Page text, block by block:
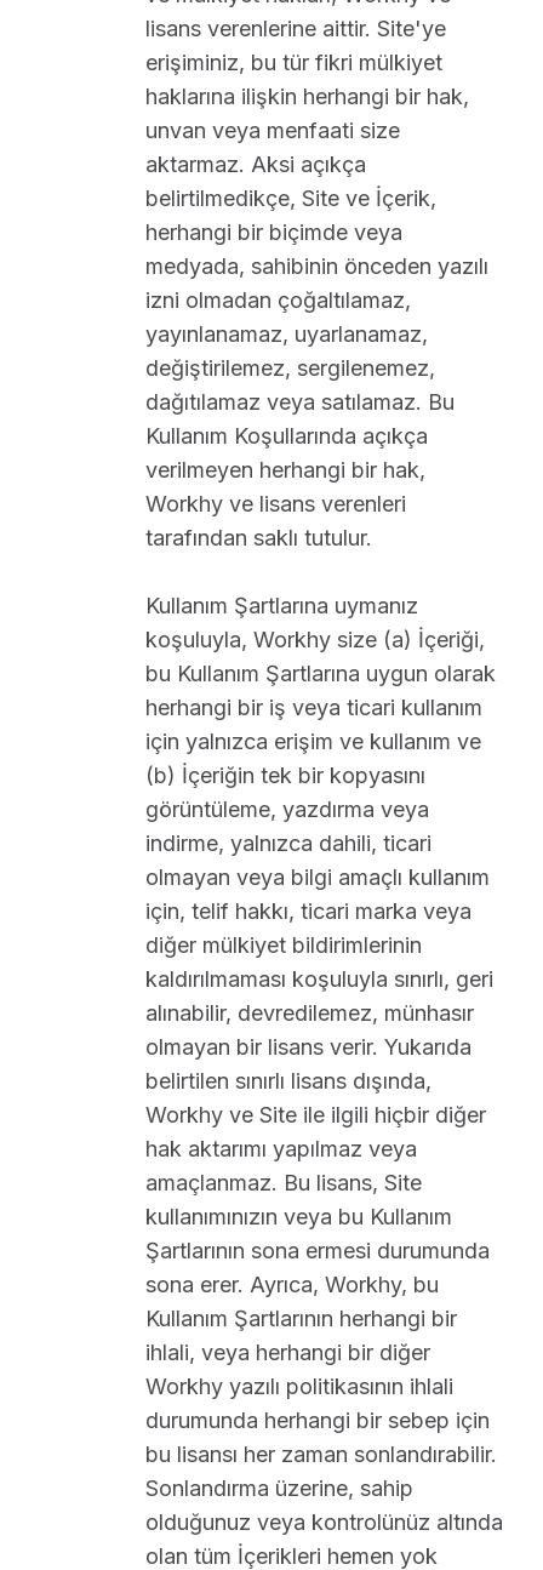
lisans verenlerine aittir. Site'ye
erişiminiz, bu tür fikri mülkiyet
haklarına ilişkin herhangi bir hak,
unvan veya menfaati size
aktarmaz. Aksi açıkça
belirtilmedikçe, Site ve İçerik,
herhangi bir biçimde veya
medyada, sahibinin önceden yazılı
izni olmadan çoğaltılamaz,
yayınlanamaz, uyarlanamaz,
değiştirilemez, sergilenemez,
dağıtılamaz veya satılamaz. Bu
Kullanım Koşullarında açıkça
verilmeyen herhangi bir hak,
Workhy ve lisans verenleri
tarafından saklı tutulur.
Kullanım Şartlarına uymanız
koşuluyla, Workhy size (a) İçeriği,
bu Kullanım Şartlarına uygun olarak
herhangi bir iş veya ticari kullanım
için yalnızca erişim ve kullanım ve
(b) İçeriğin tek bir kopyasını
görüntüleme, yazdırma veya
indirme, yalnızca dahili, ticari
olmayan veya bilgi amaçlı kullanım
için, telif hakkı, ticari marka veya
diğer mülkiyet bildirimlerinin
kaldırılmaması koşuluyla sınırlı, geri
alınabilir, devredilemez, münhasır
olmayan bir lisans verir. Yukarıda
belirtilen sınırlı lisans dışında,
Workhy ve Site ile ilgili hiçbir diğer
hak aktarımı yapılmaz veya
amaçlanmaz. Bu lisans, Site
kullanımınızın veya bu Kullanım
Şartlarının sona ermesi durumunda
sona erer. Ayrıca, Workhy, bu
Kullanım Şartlarının herhangi bir
ihlali, veya herhangi bir diğer
Workhy yazılı politikasının ihlali
durumunda herhangi bir sebep için
bu lisansı her zaman sonlandırabilir.
Sonlandırma üzerine, sahip
olduğunuz veya kontrolünüz altında
olan tüm İçerikleri hemen yok